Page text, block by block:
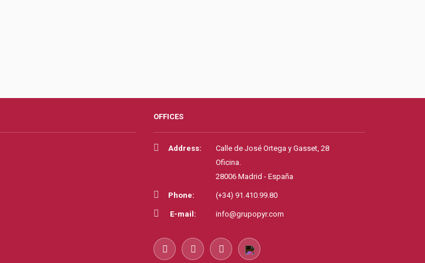
OFFICES
Address:
Calle de José Ortega y Gasset, 28
Oficina.
28006 Madrid - España
Phone: (+34) 91.410.99.80
E-mail: info@grupopyr.com